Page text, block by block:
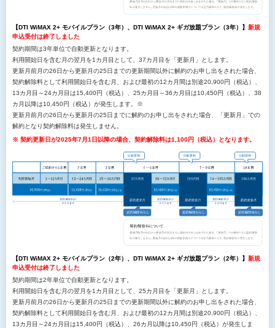
【DTI WiMAX 2+ モバイルプラン（3年）、DTI WiMAX 2+ ギガ放題プラン（3年）】 新規
申込受付は終了しました
契約期間は3年単位で自動更新となります。
利用開始日を含む月の翌月を1カ月目として、37カ月目を「更新月」とします。
更新月前月の26日から更新月の25日までの更新期間以外に解約のお申し出をされた場合、
契約解除料として利用開始日を含む月、および最初の12カ月間は別途20,900円（税込）、
13カ月目～24カ月目は15,400円（税込）、25カ月目～36カ月目は10,450円（税込）、38
カ月以降は10,450円（税込）が発生します。※
更新月前月の26日から更新月の25日までに解約のお申し出をされた場合、「更新月」での
解約となり契約解除料は発生しません。
※ 契約更新日が2025年7月1日以降の場合、契約解除料は1,100円（税込）となります。
【DTI WiMAX 2+ モバイルプラン（2年）、DTI WiMAX 2+ ギガ放題プラン（2年）】 新規
申込受付は終了しました
契約期間は2年単位で自動更新となります。
利用開始日を含む月の翌月を1カ月目として、25カ月目を「更新月」とします。
更新月前月の26日から更新月の25日までの更新期間以外に解約のお申し出をされた場合、
契約解除料として利用開始日を含む月、および最初の12カ月間は別途20,900円（税込）、
13カ月目～24カ月目は15,400円（税込）、26カ月以降は10,450円（税込）が発生しま